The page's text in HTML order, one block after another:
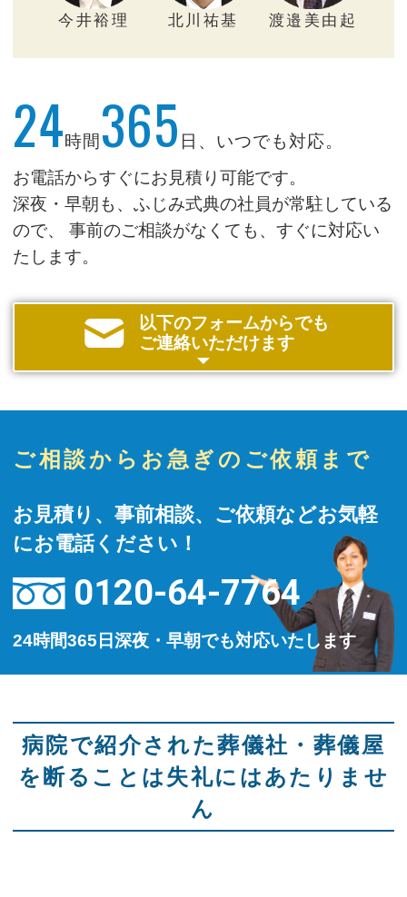
今井裕理 北川祐基 渡邉美由起
24時間 365 日、いつでも対応。
お電話からすぐにお見積り可能です。
深夜・早朝も、ふじみ式典の社員が常駐している
ので、
事前のご相談がなくても、すぐに対応い
たします。
以下のフォームからでも
ご連絡いただけます
ご相談からお急ぎのご依頼まで
お見積り、事前相談、ご依頼などお気軽
にお電話ください！
0120-64-7764
24時間365日深夜・早朝でも対応いたします
病院で紹介された葬儀社・葬儀屋
を断ることは失礼にはあたりませ
ん